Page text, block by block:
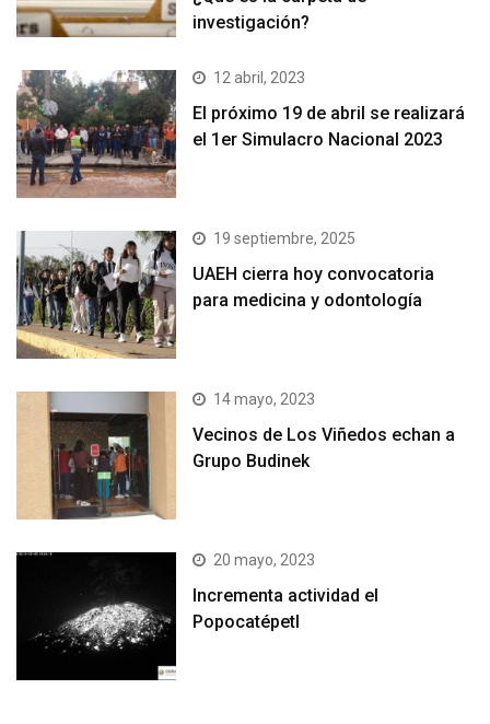
investigación?
12 abril, 2023
El próximo 19 de abril se realizará
el 1er Simulacro Nacional 2023
19 septiembre, 2025
UAEH cierra hoy convocatoria
para medicina y odontología
14 mayo, 2023
Vecinos de Los Viñedos echan a
Grupo Budinek
20 mayo, 2023
Incrementa actividad el
Popocatépetl